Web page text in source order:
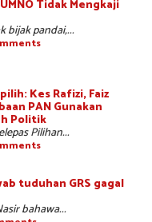
Tidak Mengkaji
bijak pandai,...
Kes Rafizi, Faiz
PAN Gunakan
Politik
Pilihan...
tuduhan GRS gagal
bahawa...